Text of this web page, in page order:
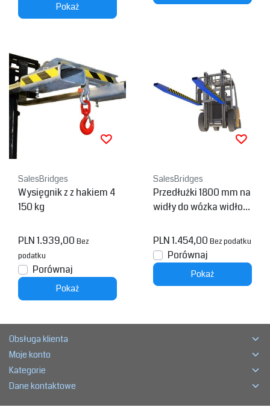
Pokaż
SalesBridges
Wysięgnik z z hakiem 4
150 kg
PLN 1.939,00 Bez
podatku
Porównaj
Pokaż
SalesBridges
Przedłużki 1800 mm na
widły do wózka widłow
PLN 1.454,00 Bez podatku
Porównaj
Pokaż
Obsługa klienta
Moje konto
Kategorie
Dane kontaktowe